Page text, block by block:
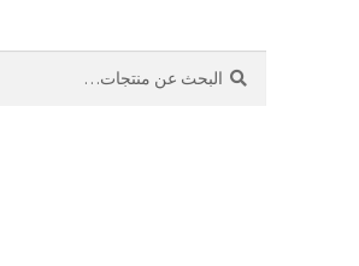
عن: